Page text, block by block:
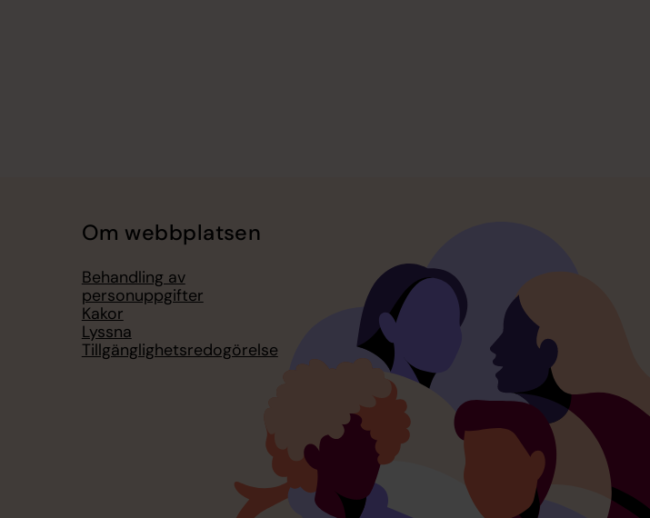
Om webbplatsen
Behandling av
personuppgifter
Kakor
Lyssna
Tillgänglighetsredogörelse